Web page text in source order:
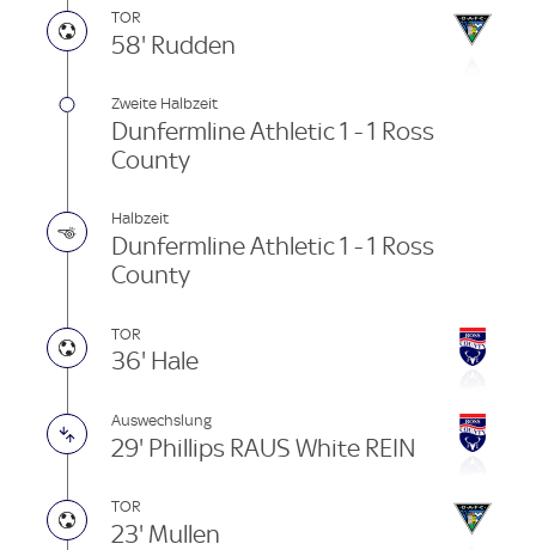
TOR
58' Rudden
Zweite Halbzeit
Dunfermline Athletic 1 - 1 Ross
County
Halbzeit
Dunfermline Athletic 1 - 1 Ross
County
TOR
36' Hale
Auswechslung
29' Phillips RAUS White REIN
TOR
23' Mullen